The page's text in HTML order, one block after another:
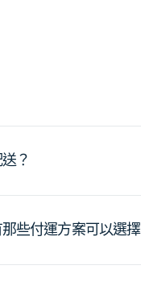
？
些付運方案可以選